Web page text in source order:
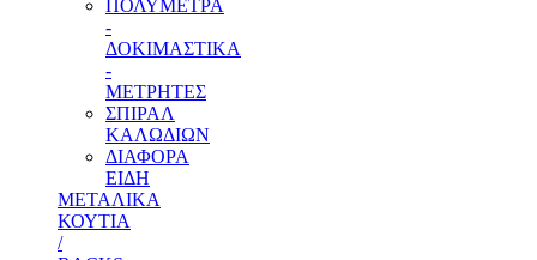
ΠΟΛΥΜΕΤΡΑ
-
ΔΟΚΙΜΑΣΤΙΚΑ
-
ΜΕΤΡΗΤΕΣ
ΣΠΙΡΑΛ
ΚΑΛΩΔΙΩΝ
ΔΙΑΦΟΡΑ
ΕΙΔΗ
ΜΕΤΑΛΙΚΑ
ΚΟΥΤΙΑ
/